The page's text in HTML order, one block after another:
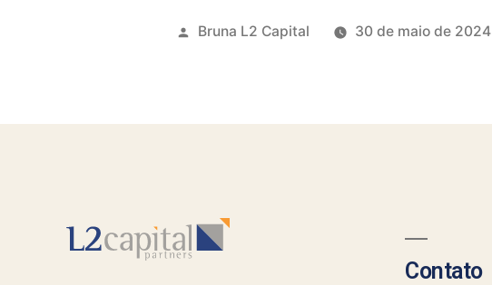
Bruna L2 Capital 30 de maio de 2024
Contato